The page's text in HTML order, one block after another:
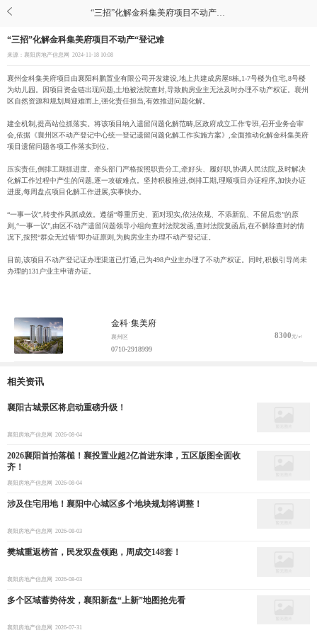
“三招”化解金科集美府项目不动产“登记难
“三招”化解金科集美府项目不动产“登记难
来源：襄阳房地产信息网 2024-11-18 10:08
襄州金科集美府项目由襄阳科鹏置业有限公司开发建设,地上共建成房屋8栋,1-7号楼为住宅,8号楼
为幼儿园。因项目资金链出现问题,土地被法院查封,导致购房业主无法及时办理不动产权证。襄州
区自然资源和规划局迎难而上,强化责任担当,有效推进问题化解。
建全机制,提高站位抓落实。将该项目纳入遗留问题化解范畴,区政府成立工作专班,召开业务会审
会,依据《襄州区不动产登记中心统一登记遗留问题化解工作实施方案》,全面推动化解金科集美府
项目遗留问题各项工作落实到位。
压实责任,倒排工期抓进度。牵头部门严格按照职责分工,牵好头、履好职,协调人民法院,及时解决
化解工作过程中产生的问题,逐一攻破难点。坚持积极推进,倒排工期,理顺项目办证程序,加快办证
进度,每周盘点项目化解工作进展,实事快办。
“一事一议”,转变作风抓成效。遵循“尊重历史、面对现实,依法依规、不添新乱、不留后患”的原
则,“一事一议”,由区不动产遗留问题领导小组向查封法院发函,查封法院复函后,在不解除查封的情
况下,按照“群众无过错”即办证原则,为购房业主办理不动产登记证。
目前,该项目不动产登记证办理渠道已打通,已为498户业主办理了不动产权证。同时,积极引导尚未
办理的131户业主申请办证。
金科·集美府
襄州区 8300元/㎡
0710-2918999
相关资讯
襄阳古城景区将启动重磅升级！
襄阳房地产信息网 2026-08-04
2026襄阳首拍落槌！襄投置业超2亿首进东津，五区版图全面收
齐！
襄阳房地产信息网 2026-08-04
涉及住宅用地！襄阳中心城区多个地块规划将调整！
襄阳房地产信息网 2026-08-03
樊城重返榜首，民发双盘领跑，周成交148套！
襄阳房地产信息网 2026-08-03
多个区域蓄势待发，襄阳新盘“上新”地图抢先看
襄阳房地产信息网 2026-07-31